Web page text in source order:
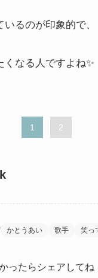
るのが印象的で、
くなる人ですよね✨
1 2
かとうあい 歌手 笑っ
ったらシェアしてね